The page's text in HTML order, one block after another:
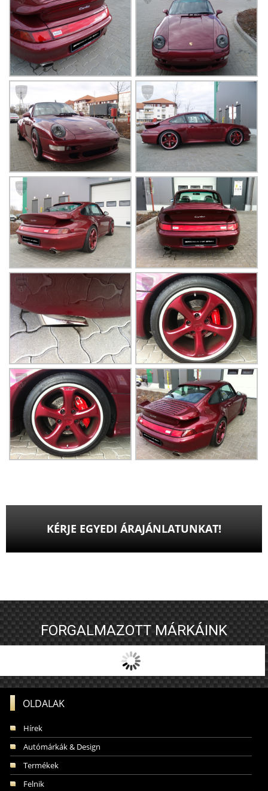
KÉRJE EGYEDI ÁRAJÁNLATUNKAT!
FORGALMAZOTT MÁRKÁINK
OLDALAK
Hírek
Autómárkák & Design
Termékek
Felnik